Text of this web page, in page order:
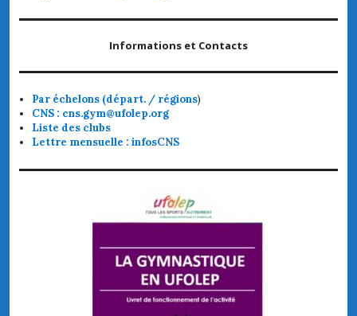
Informations et Contacts
Par échelons (départ. / régions)
CNS : cns.gym@ufolep.org
Liste des clubs
Lettre mensuelle : infosCNS